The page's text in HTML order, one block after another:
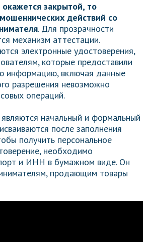
закрытой, то
действий со
. Для прозрачности
механизм аттестации.
электронные удостоверения,
которые предоставили
информацию, включая данные
разрешения невозможно
операций.
начальный и формальный
после заполнения
получить персональное
необходимо
и ИНН в бумажном виде. Он
продающим товары